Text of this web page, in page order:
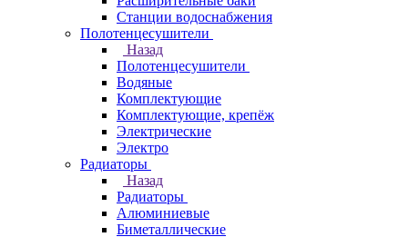
Станции водоснабжения
Полотенцесушители
Назад
Полотенцесушители
Водяные
Комплектующие
Комплектующие, крепёж
Электрические
Электро
Радиаторы
Назад
Радиаторы
Алюминиевые
Биметаллические